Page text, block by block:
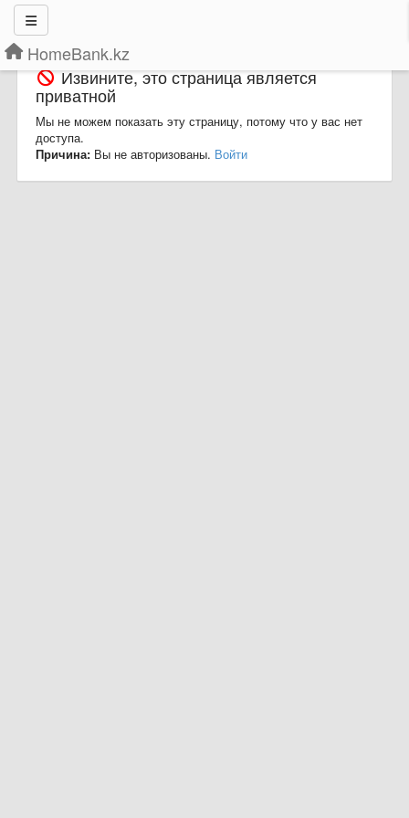
HomeBank.kz
Извините, это страница является
приватной
Мы не можем показать эту страницу, потому что у вас нет
доступа.
Причина: Вы не авторизованы. Войти